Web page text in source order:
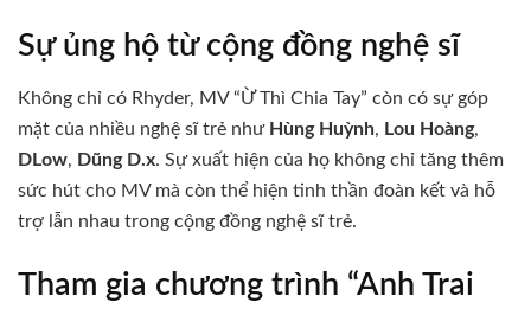
Sự ủng hộ từ cộng đồng nghệ sĩ
Không chỉ có Rhyder, MV “Ừ Thì Chia Tay” còn có sự góp
mặt của nhiều nghệ sĩ trẻ như Hùng Huỳnh, Lou Hoàng,
DLow, Dũng D.x. Sự xuất hiện của họ không chỉ tăng thêm
sức hút cho MV mà còn thể hiện tinh thần đoàn kết và hỗ
trợ lẫn nhau trong cộng đồng nghệ sĩ trẻ.
Tham gia chương trình “Anh Trai